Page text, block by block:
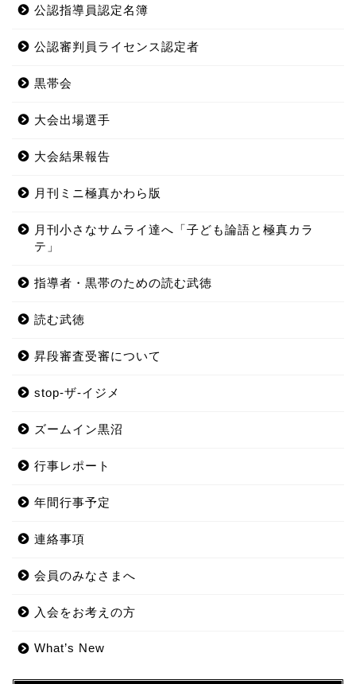
公認指導員認定名簿
公認審判員ライセンス認定者
黒帯会
大会出場選手
大会結果報告
月刊ミニ極真かわら版
月刊小さなサムライ達へ「子ども論語と極真カラ
テ」
指導者・黒帯のための読む武徳
読む武徳
昇段審査受審について
stop-ザ-イジメ
ズームイン黒沼
行事レポート
年間行事予定
連絡事項
会員のみなさまへ
入会をお考えの方
What’s New